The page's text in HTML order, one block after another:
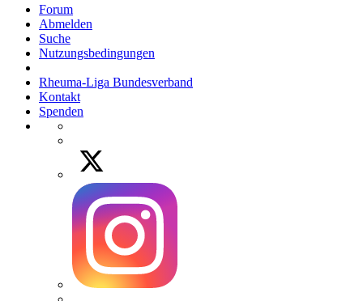
Forum
Abmelden
Suche
Nutzungsbedingungen
Rheuma-Liga Bundesverband
Kontakt
Spenden